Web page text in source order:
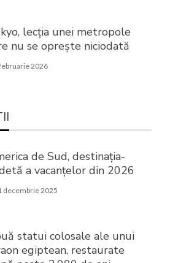
lecția unei metropole
nu se oprește niciodată
2026
de Sud, destinația-
a vacanțelor din 2026
decembrie 2025
statui colosale ale unui
egiptean, restaurate